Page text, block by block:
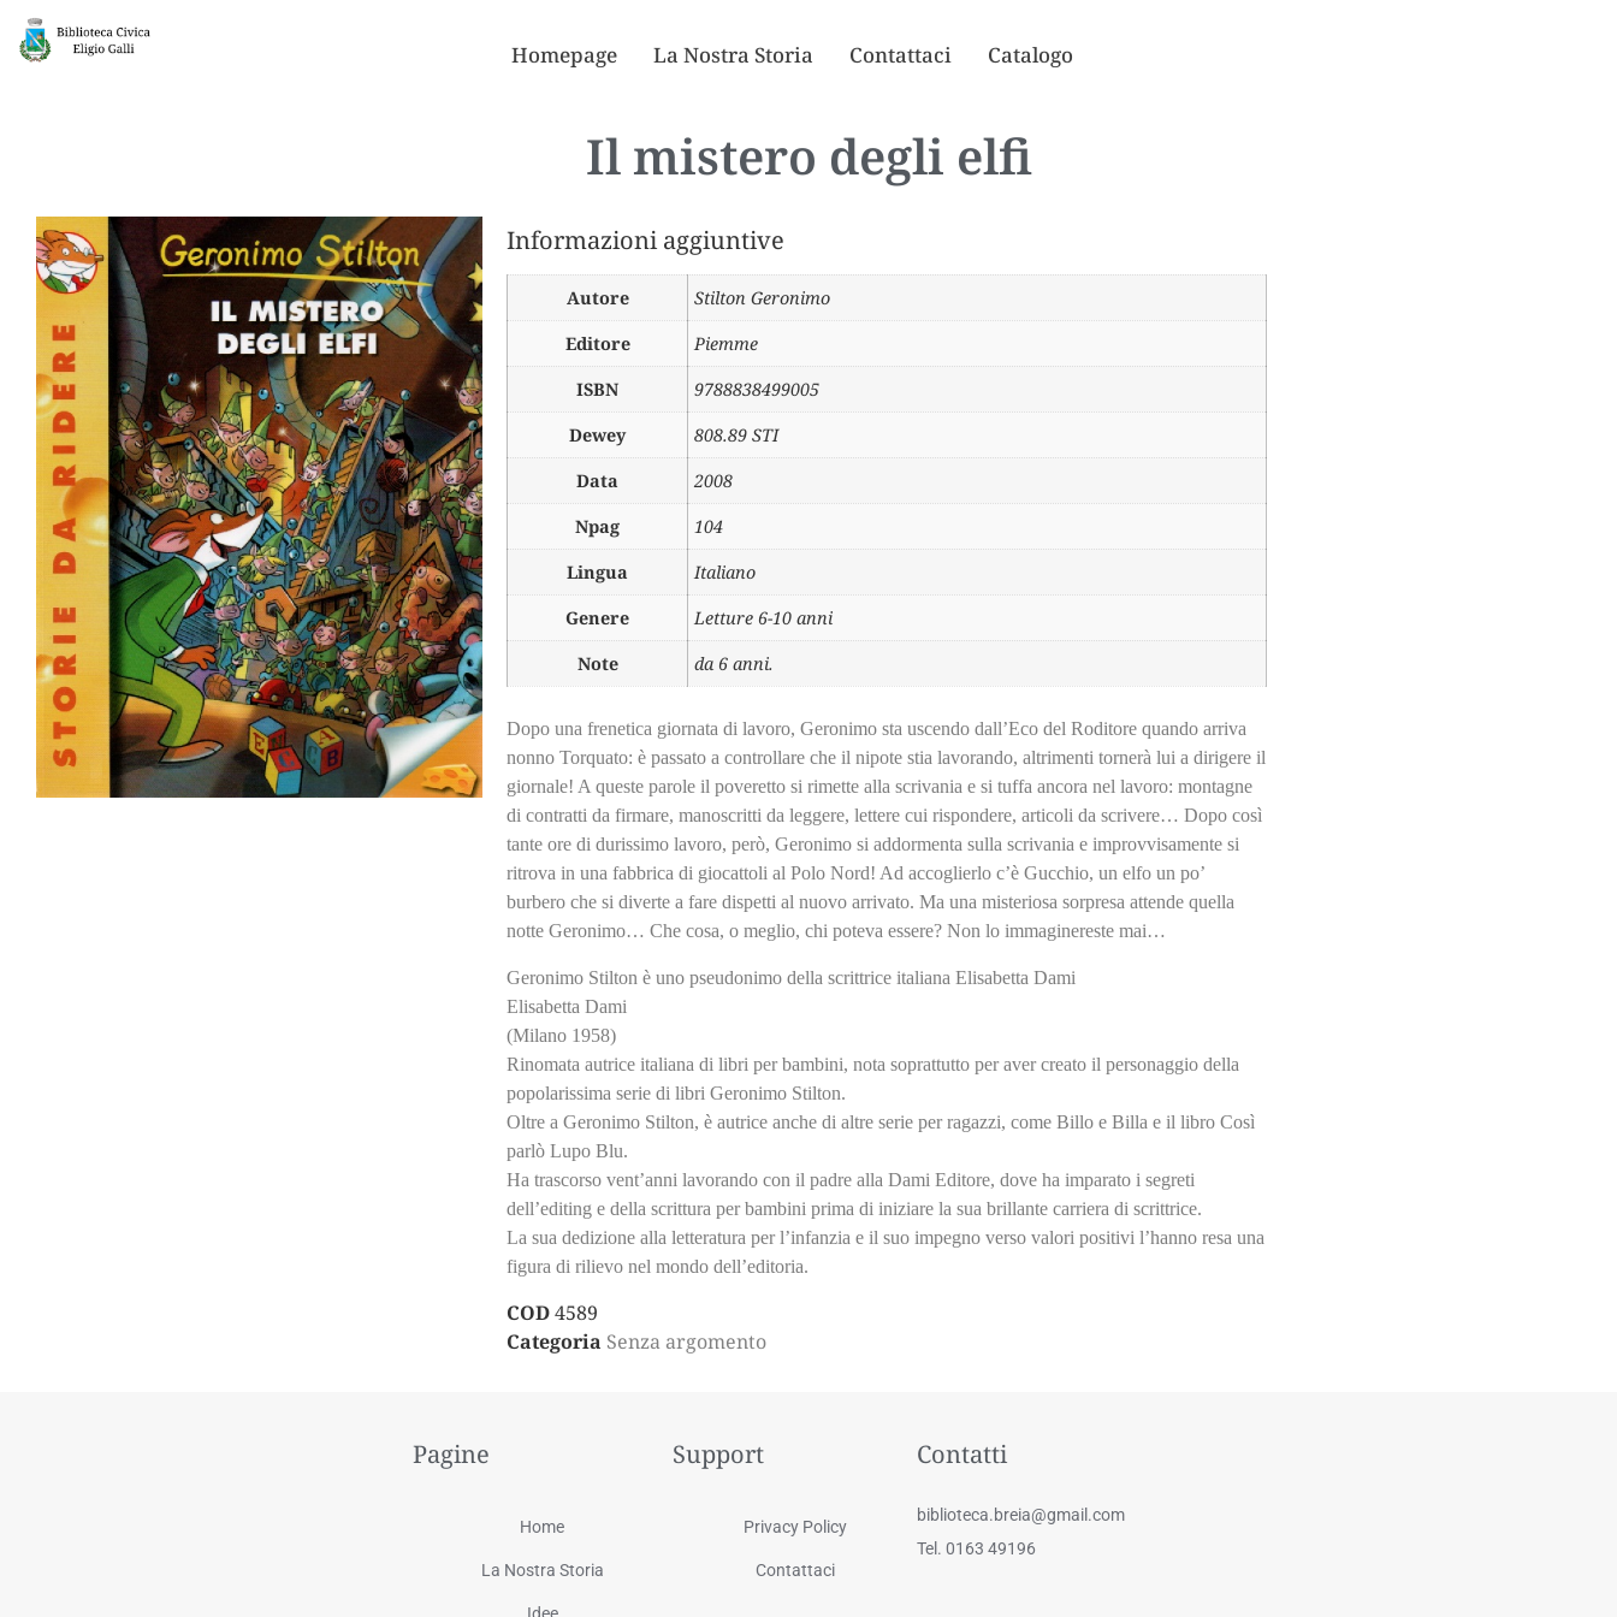
Homepage La Nostra Storia Contattaci Catalogo
Il mistero degli elfi
Informazioni aggiuntive
Autore
Stilton Geronimo
Editore
Piemme
ISBN
9788838499005
Dewey
808.89 STI
Data
2008
Npag
104
Lingua
Italiano
Genere
Letture 6-10 anni
Note
da 6 anni.
Dopo una frenetica giornata di lavoro, Geronimo sta uscendo dall’Eco del Roditore quando arriva
nonno Torquato: è passato a controllare che il nipote stia lavorando, altrimenti tornerà lui a dirigere il
giornale! A queste parole il poveretto si rimette alla scrivania e si tuffa ancora nel lavoro: montagne
di contratti da firmare, manoscritti da leggere, lettere cui rispondere, articoli da scrivere… Dopo così
tante ore di durissimo lavoro, però, Geronimo si addormenta sulla scrivania e improvvisamente si
ritrova in una fabbrica di giocattoli al Polo Nord! Ad accoglierlo c’è Gucchio, un elfo un po’
burbero che si diverte a fare dispetti al nuovo arrivato. Ma una misteriosa sorpresa attende quella
notte Geronimo… Che cosa, o meglio, chi poteva essere? Non lo immaginereste mai…
Geronimo Stilton è uno pseudonimo della scrittrice italiana Elisabetta Dami
Elisabetta Dami
(Milano 1958)
Rinomata autrice italiana di libri per bambini, nota soprattutto per aver creato il personaggio della
popolarissima serie di libri Geronimo Stilton.
Oltre a Geronimo Stilton, è autrice anche di altre serie per ragazzi, come Billo e Billa e il libro Così
parlò Lupo Blu.
Ha trascorso vent’anni lavorando con il padre alla Dami Editore, dove ha imparato i segreti
dell’editing e della scrittura per bambini prima di iniziare la sua brillante carriera di scrittrice.
La sua dedizione alla letteratura per l’infanzia e il suo impegno verso valori positivi l’hanno resa una
figura di rilievo nel mondo dell’editoria.
COD4589
Categoria Senza argomento
Pagine
Home
La Nostra Storia
Support
Privacy Policy
Contattaci
Contatti
biblioteca.breia@gmail.com
Tel. 0163 49196